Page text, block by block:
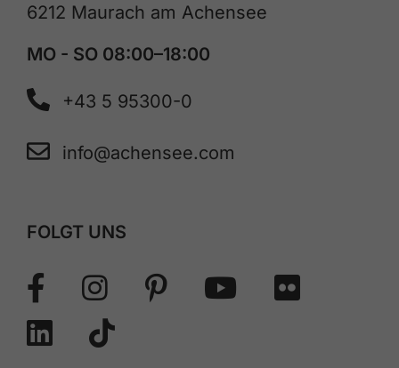
6212 Maurach am Achensee
MO - SO 08:00–18:00
+43 5 95300-0
info@achensee.com
FOLGT UNS